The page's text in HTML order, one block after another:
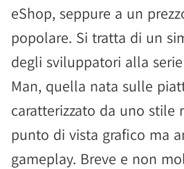
eShop, seppure a un
popolare. Si tratta di un
degli sviluppatori alla
Man, quella nata sulle
caratterizzato da uno stile
punto di vista grafico ma
gameplay. Breve e non